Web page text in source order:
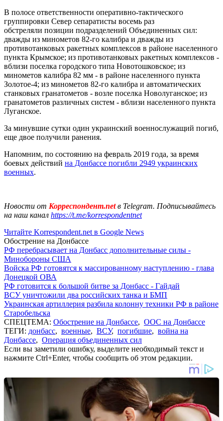
В полосе ответственности оперативно-тактического
группировки Север сепаратисты восемь раз
обстреляли позиции подразделений Объединенных сил:
дважды из минометов 82-го калибра и дважды из
противотанковых ракетных комплексов в районе населенного
пункта Крымское; из противотанковых ракетных комплексов -
вблизи поселка городского типа Новотошковское; из
минометов калибра 82 мм - в районе населенного пункта
Золотое-4; из минометов 82-го калибра и автоматических
станковых гранатометов - возле поселка Новолуганское; из
гранатометов различных систем - вблизи населенного пункта
Луганское.
За минувшие сутки один украинский военнослужащий погиб,
еще двое получили ранения.
Напомним, по состоянию на февраль 2019 года, за время
боевых действий на Донбассе погибли 2949 украинских
военных.
Новости от Корреспондент.netв Telegram. Подписывайтесь
на наш канал https://t.me/korrespondentnet
Читайте Korrespondent.net в Google News
Обострение на Донбассе
РФ перебрасывает на Донбасс дополнительные силы -
Минобороны США
Войска РФ готовятся к массированному наступлению - глава
Донецкой ОВА
РФ готовится к большой битве за Донбасс - Гайдай
ВСУ уничтожили два российских танка и БМП
Украинская артиллерия разбила колонну техники РФ в районе
Старобельска
СПЕЦТЕМА: Обострение на Донбассе, ООС на Донбассе
ТЕГИ: донбасс, военные, ВСУ, погибшие, война на
Донбассе, Операция объединенных сил
Если вы заметили ошибку, выделите необходимый текст и
нажмите Ctrl+Enter, чтобы сообщить об этом редакции.